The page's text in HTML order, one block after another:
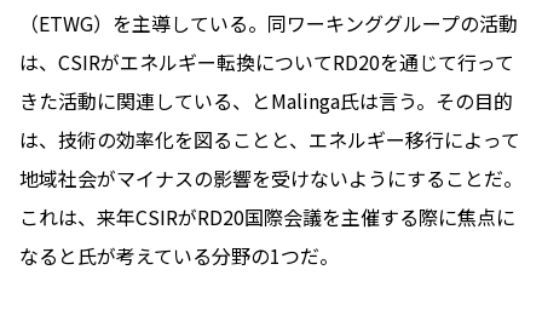
（ETWG）を主導している。同ワーキンググループの活動
は、CSIRがエネルギー転換についてRD20を通じて行って
きた活動に関連している、とMalinga氏は言う。その目的
は、技術の効率化を図ることと、エネルギー移行によって
地域社会がマイナスの影響を受けないようにすることだ。
これは、来年CSIRがRD20国際会議を主催する際に焦点に
なると氏が考えている分野の1つだ。